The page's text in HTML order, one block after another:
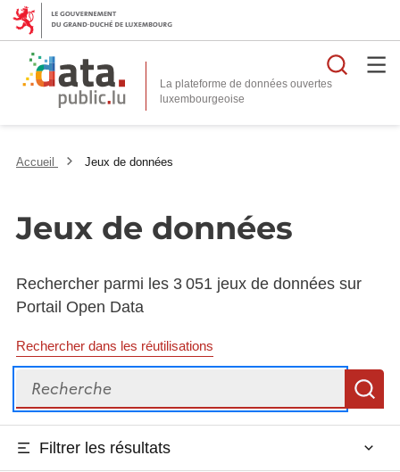
La plateforme de données ouvertes
Accueil Jeux de données
Jeux de données
Rechercher parmi les 3 051 jeux de données sur
Portail Open Data
Rechercher dans les réutilisations
Recherche
Filtrer les résultats